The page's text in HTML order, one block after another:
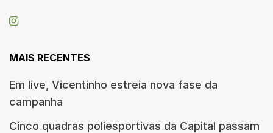
MAIS RECENTES
Em live, Vicentinho estreia nova fase da
campanha
Cinco quadras poliesportivas da Capital passam